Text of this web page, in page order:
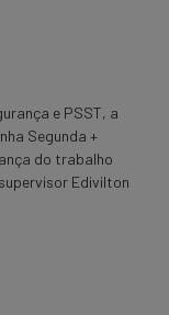
e PSST, a
Segunda +
do trabalho
Edivilton